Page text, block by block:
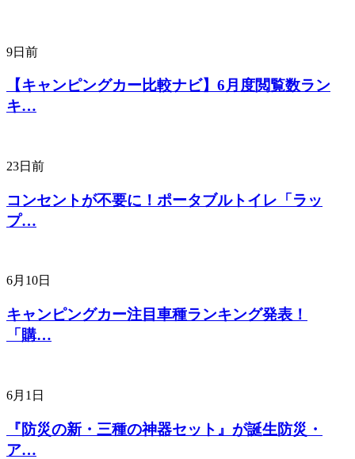
9日前
【キャンピングカー比較ナビ】6月度閲覧数ラン
キ…
23日前
コンセントが不要に！ポータブルトイレ「ラッ
プ…
6月10日
キャンピングカー注目車種ランキング発表！
「購…
6月1日
『防災の新・三種の神器セット』が誕生防災・
ア…